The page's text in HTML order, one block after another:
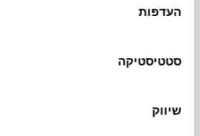
העדפות
סטטיסטיקה
שיווק
ומוצרים יומיומיים, תוך דגש על
שואפת ליצור חפצים המשתלבים
בחיי היומיום ומשרתים את
ועל־זמני ונוחות המתאימה
במגוון סביבות. הכיסא בנוי